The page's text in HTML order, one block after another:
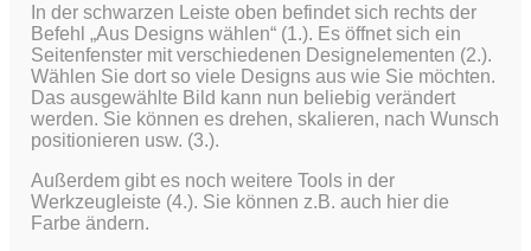
In der schwarzen Leiste oben befindet sich rechts der
Befehl „Aus Designs wählen“ (1.). Es öffnet sich ein
Seitenfenster mit verschiedenen Designelementen (2.).
Wählen Sie dort so viele Designs aus wie Sie möchten.
Das ausgewählte Bild kann nun beliebig verändert
werden. Sie können es drehen, skalieren, nach Wunsch
positionieren usw. (3.).
Außerdem gibt es noch weitere Tools in der
Werkzeugleiste (4.). Sie können z.B. auch hier die
Farbe ändern.